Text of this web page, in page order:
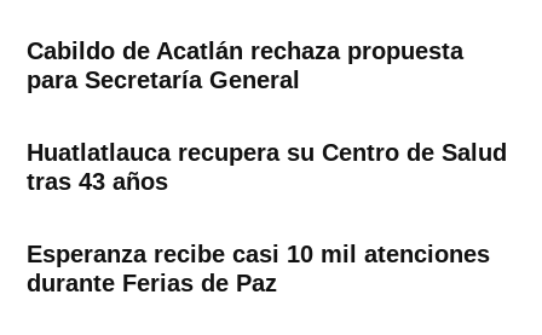
Cabildo de Acatlán rechaza propuesta
para Secretaría General
Huatlatlauca recupera su Centro de Salud
tras 43 años
Esperanza recibe casi 10 mil atenciones
durante Ferias de Paz